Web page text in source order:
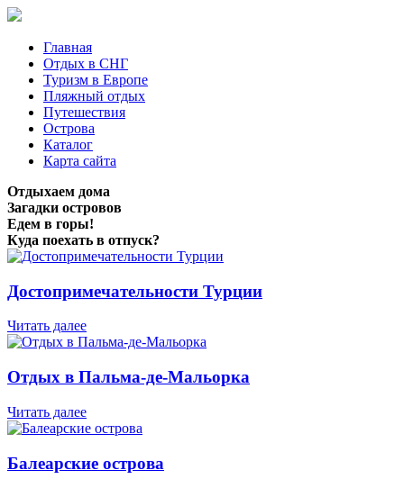
Главная
Отдых в СНГ
Туризм в Европе
Пляжный отдых
Путешествия
Острова
Каталог
Карта сайта
Отдыхаем дома
Загадки островов
Едем в горы!
Куда поехать в отпуск?
Достопримечательности Турции
Читать далее
Отдых в Пальма-де-Мальорка
Читать далее
Балеарские острова